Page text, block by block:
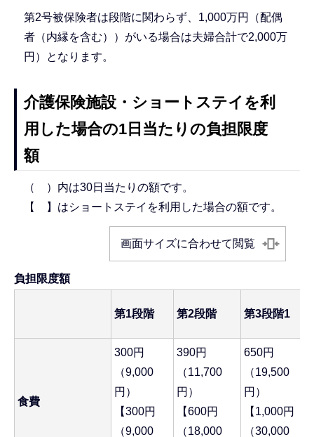
第2号被保険者は段階に関わらず、1,000万円（配偶
者（内縁を含む））がいる場合は夫婦合計で2,000万
円）となります。
介護保険施設・ショートステイを利
用した場合の1日当たりの負担限度
額
（ ）内は30日当たりの額です。
【 】はショートステイを利用した場合の額です。
画面サイズに合わせて閲覧
負担限度額
第1段階 第2段階 第3段階1
食費
300円
（9,000
円）
【300円
（9,000
390円
（11,700
円）
【600円
（18,000
650円
（19,500
円）
【1,000円
（30,000